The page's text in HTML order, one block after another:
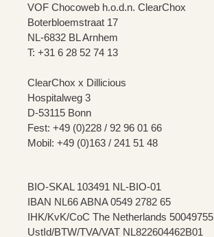
VOF Chocoweb h.o.d.n. ClearChox
Boterbloemstraat 17
NL-6832 BL Arnhem
T: +31 6 28 52 74 13
ClearChox x Dillicious
Hospitalweg 3
D-53115 Bonn
Fest: +49 (0)228 / 92 96 01 66
Mobil: +49 (0)163 / 241 51 48
BIO-SKAL 103491 NL-BIO-01
IBAN NL66 ABNA 0549 2782 65
IHK/KvK/CoC The Netherlands 50049755
UstId/BTW/TVA/VAT NL822604462B01